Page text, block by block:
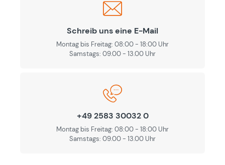
Schreib uns eine E-Mail
Montag bis Freitag: 08:00 - 18:00 Uhr
Samstags: 09.00 - 13.00 Uhr
+49 2583 30032 0
Montag bis Freitag: 08:00 - 18:00 Uhr
Samstags: 09.00 - 13.00 Uhr